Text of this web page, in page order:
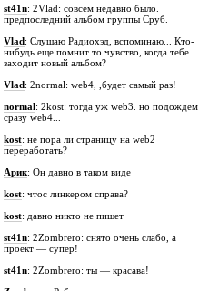
st41n: 2Vlad: совсем недавно было.
предпоследний альбом группы Сруб.
Vlad: Слушаю Радиохэд, вспоминаю... Кто-
нибудь еще помнит то чувство, когда тебе
заходит новый альбом?
Vlad: 2normal: web4, ,будет самый раз!
normal: 2kost: тогда уж web3. но подождем
сразу web4...
kost: не пора ли страницу на web2
переработать?
Арик: Он давно в таком виде
kost: чтос линкером справа?
kost: давно никто не пишет
st41n: 2Zombrero: снято очень слабо, а
проект — супер!
st41n: 2Zombrero: ты — красава!